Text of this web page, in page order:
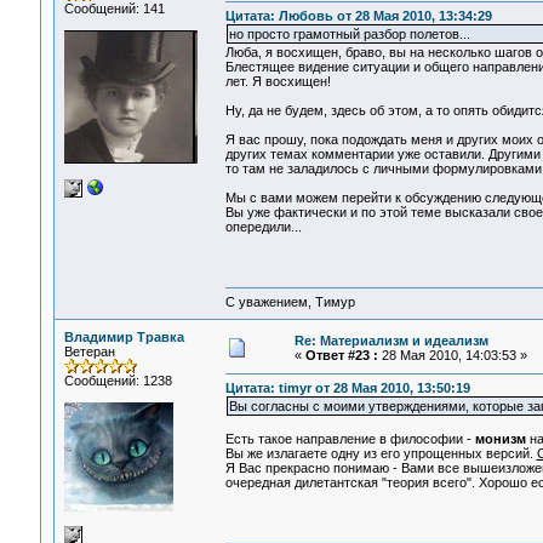
Сообщений: 141
Цитата: Любовь от 28 Мая 2010, 13:34:29
но просто грамотный разбор полетов...
Люба, я восхищен, браво, вы на несколько шагов
Блестящее видение ситуации и общего
лет. Я восхищен!
Ну, да не будем, здесь об этом, а то опять
Я вас прошу, пока подождать меня и других моих
других темах комментарии уже оставили.
то там не заладилось с личными
Мы с вами можем перейти к обсуждению
Вы уже фактически и по этой теме высказали
опередили...
С уважением, Тимур
Владимир Травка
Ветеран
Сообщений: 1238
Re: Материализм и идеализм
« Ответ #23 : 28 Мая 2010, 14:03:53 »
Цитата: timyr от 28 Мая 2010, 13:50:19
Вы согласны с моими утверждениями, которые
Есть такое направление в философии - монизм
Вы же излагаете одну из его упрощенных версий.
Я Вас прекрасно понимаю - Вами все
очередная дилетантская "теория всего". Хорошо